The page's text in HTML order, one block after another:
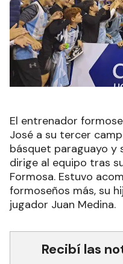
El entrenador
José a su tercer
básquet paraguayo y
dirige al equipo tras
Formosa. Estuvo
formoseños más, su
jugador Juan Medina.
Recibí las